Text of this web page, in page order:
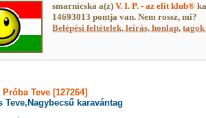
smarnicska a(z)V. I. P. - az elit klub®
14693013 pontja van. Nem rossz, mi?
Belépési feltételek, leírás, honlap,
Teve [127264]
Teve,Nagybecsű karavántag